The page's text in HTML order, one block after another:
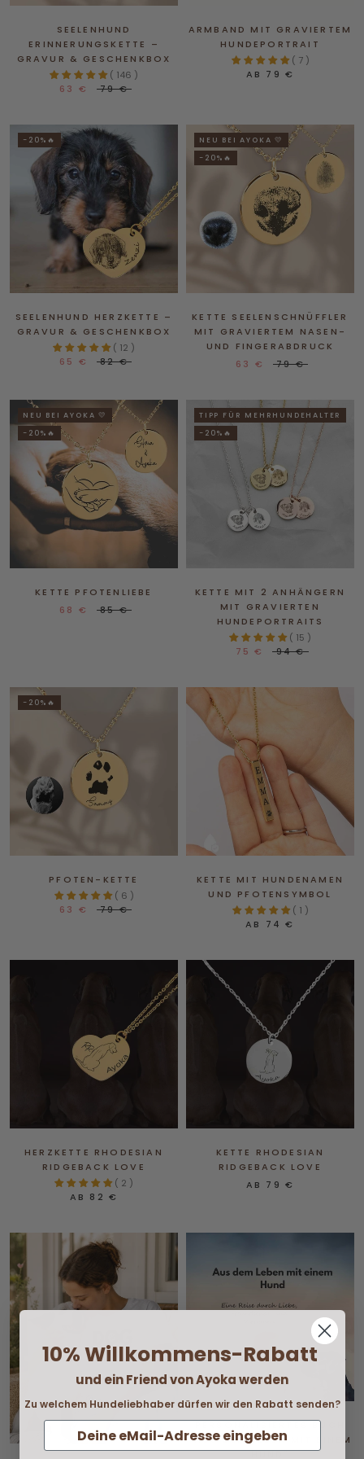
SEELENHUND
ERINNERUNGSKETTE –
GRAVUR & GESCHENKBOX
( 146 )
63 €
79 €
ARMBAND MIT GRAVIERTEM
HUNDEPORTRAIT
( 7 )
AB 79 €
-20%🔥
SEELENHUND HERZKETTE –
GRAVUR & GESCHENKBOX
( 12 )
65 €
82 €
NEU BEI AYOKA 💛
-20%🔥
KETTE SEELENSCHNÜFFLER
MIT GRAVIERTEM NASEN-
UND FINGERABDRUCK
63 €
79 €
NEU BEI AYOKA 💛
-20%🔥
KETTE PFOTENLIEBE
68 €
85 €
TIPP FÜR MEHRHUNDEHALTER
-20%🔥
KETTE MIT 2 ANHÄNGERN
MIT GRAVIERTEN
HUNDEPORTRAITS
( 15 )
75 €
94 €
-20%🔥
PFOTEN-KETTE
( 6 )
63 €
79 €
KETTE MIT HUNDENAMEN
UND PFOTENSYMBOL
( 1 )
AB 74 €
HERZKETTE RHODESIAN
RIDGEBACK LOVE
( 2 )
AB 82 €
KETTE RHODESIAN
RIDGEBACK LOVE
AB 79 €
PERSONALISIERTES BUCH
"AUS DEM LEBEN MIT EINEM
HUND"
10% Willkommens-Rabatt
und ein Friend von Ayoka werden
Zu welchem Hundeliebhaber dürfen wir den Rabatt senden?